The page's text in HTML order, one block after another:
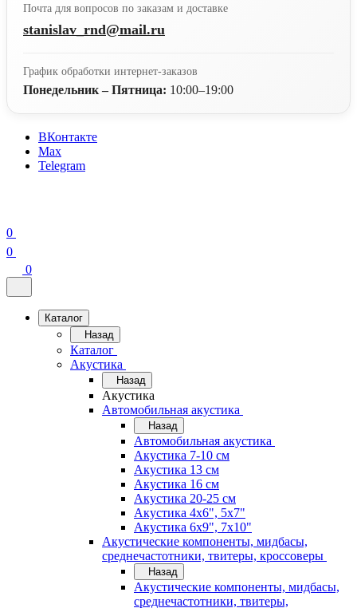
Почта для вопросов по заказам и доставке
stanislav_rnd@mail.ru
График обработки интернет-заказов
Понедельник – Пятница: 10:00–19:00
ВКонтакте
Max
Telegram
0
0
0
Каталог
Назад
Каталог
Акустика
Назад
Акустика
Автомобильная акустика
Назад
Автомобильная акустика
Акустика 7-10 см
Акустика 13 см
Акустика 16 см
Акустика 20-25 см
Акустика 4х6", 5х7"
Акустика 6х9", 7х10"
Акустические компоненты, мидбасы,
среднечастотники, твитеры, кроссоверы
Назад
Акустические компоненты, мидбасы,
среднечастотники, твитеры,